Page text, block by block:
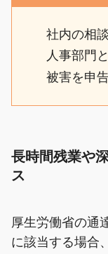
社内の相
人事部門
被害を申
長時間残業や
ス
厚生労働省の通
に該当する場合、